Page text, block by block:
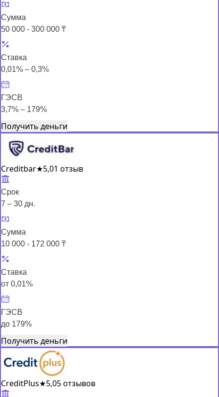
Сумма
50 000 - 300 000 ₸
Ставка
0,01% – 0,3%
ГЭСВ
3,7% – 179%
Получить деньги
Creditbar★5,01 отзыв
Срок
7 – 30 дн.
Сумма
10 000 - 172 000 ₸
Ставка
от 0,01%
ГЭСВ
до 179%
Получить деньги
CreditPlus★5,05 отзывов